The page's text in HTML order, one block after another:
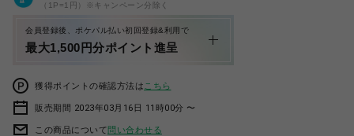
（1P=1円）※キャンペーン分除く
会員登録後、ポケパル払い初回登録&利用で
最大1,500円分ポイント進呈
獲得ポイントの確認方法は こちら
販売期間 2023年03月16日 11時00分 〜
この商品について問い合わせる